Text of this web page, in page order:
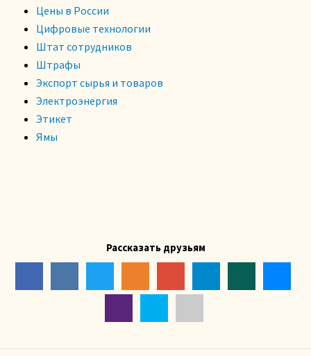
Цены в России
Цифровые технологии
Штат сотрудников
Штрафы
Экспорт сырья и товаров
Электроэнергия
Этикет
Ямы
Рассказать друзьям